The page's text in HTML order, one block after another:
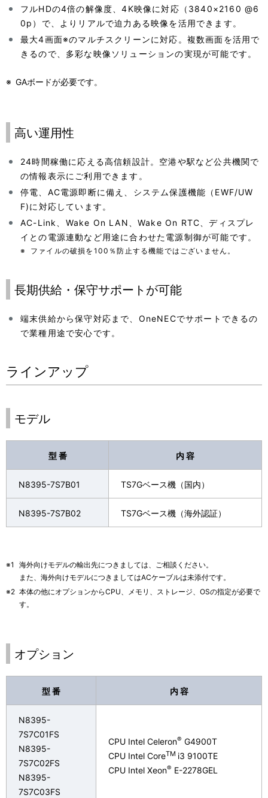
フルHDの4倍の解像度、4K映像に対応（3840×2160 @6
0p）で、よりリアルで迫力ある映像を活用できます。
最大4画面※のマルチスクリーンに対応。複数画面を活用で
きるので、多彩な映像ソリューションの実現が可能です。
※ GAボードが必要です。
高い運用性
24時間稼働に応える高信頼設計。空港や駅など公共機関で
の情報表示にご利用できます。
停電、AC電源即断に備え、システム保護機能（EWF/UW
F)に対応しています。
AC-Link、Wake On LAN、Wake On RTC、ディスプレ
イとの電源連動など用途に合わせた電源制御が可能です。
※ ファイルの破損を100％防止する機能ではございません。
長期供給・保守サポートが可能
端末供給から保守対応まで、OneNECでサポートできるの
で業種用途で安心です。
ラインアップ
モデル
型 番 内 容
N8395-7S7B01 TS7Gベース機（国内）
N8395-7S7B02 TS7Gベース機（海外認証）
※1
海外向けモデルの輸出先につきましては、ご相談ください。
また、海外向けモデルにつきましてはACケーブルは未添付です。
※2 本体の他にオプションからCPU、メモリ、ストレージ、OSの指定が必要で
す。
オプション
型 番 内 容
N8395-
7S7C01FS
N8395-
7S7C02FS
N8395-
7S7C03FS
CPU Intel Celeron® G4900T
CPU Intel CoreTM i3 9100TE
CPU Intel Xeon® E-2278GEL